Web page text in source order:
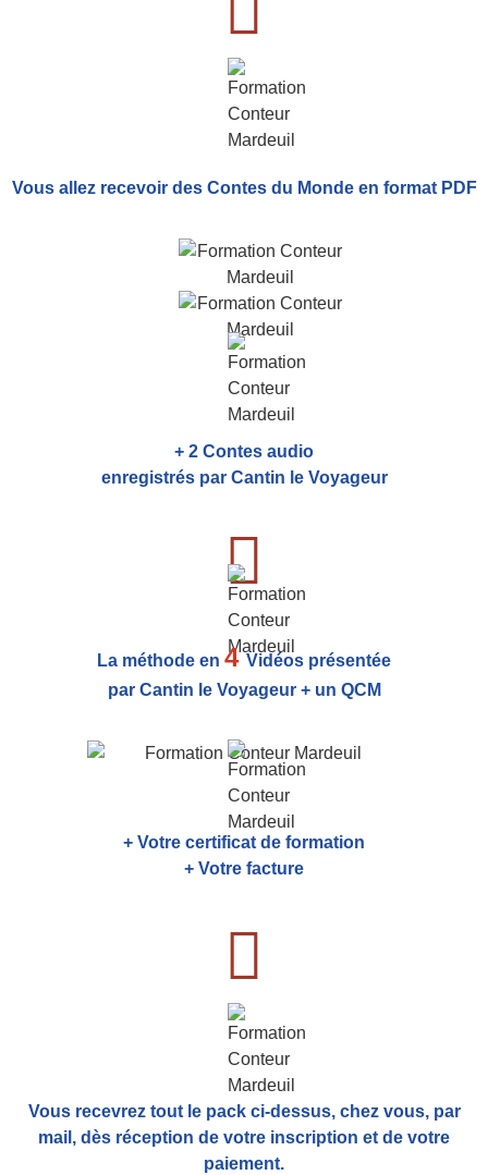
Vous allez recevoir des Contes du Monde en format PDF
+ 2 Contes audio
enregistrés par Cantin le Voyageur
La méthode en 4Vidéos présentée
par Cantin le Voyageur + un QCM
+ Votre certificat de formation
+ Votre facture
Vous recevrez tout le pack ci-dessus, chez vous, par
mail, dès réception de votre inscription et de votre
paiement.